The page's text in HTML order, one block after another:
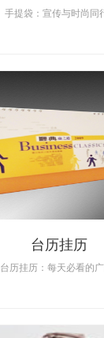
手提袋：宣传与时尚同
台历挂历
台历挂历：每天必看的